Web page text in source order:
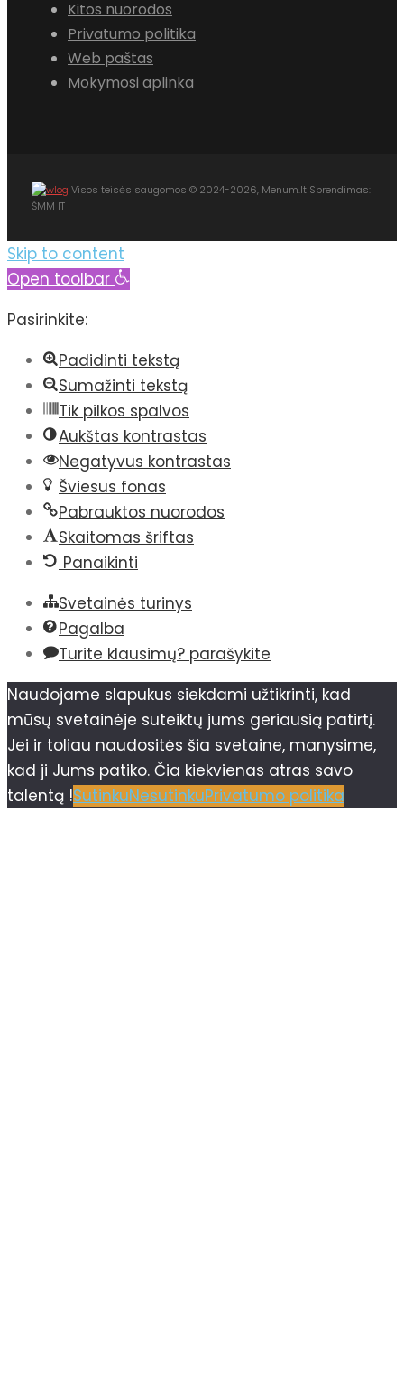
Kitos nuorodos
Privatumo politika
Web paštas
Mokymosi aplinka
Visos teisės saugomos © 2024-2026, Menum.lt Sprendimas:
ŠMM IT
Skip to content
Open toolbar
Pasirinkite:
Padidinti tekstą
Sumažinti tekstą
Tik pilkos spalvos
Aukštas kontrastas
Negatyvus kontrastas
Šviesus fonas
Pabrauktos nuorodos
Skaitomas šriftas
Panaikinti
Svetainės turinys
Pagalba
Turite klausimų? parašykite
Naudojame slapukus siekdami užtikrinti, kad
mūsų svetainėje suteiktų jums geriausią patirtį.
Jei ir toliau naudositės šia svetaine, manysime,
kad ji Jums patiko. Čia kiekvienas atras savo
talentą !SutinkuNesutinkuPrivatumo politika